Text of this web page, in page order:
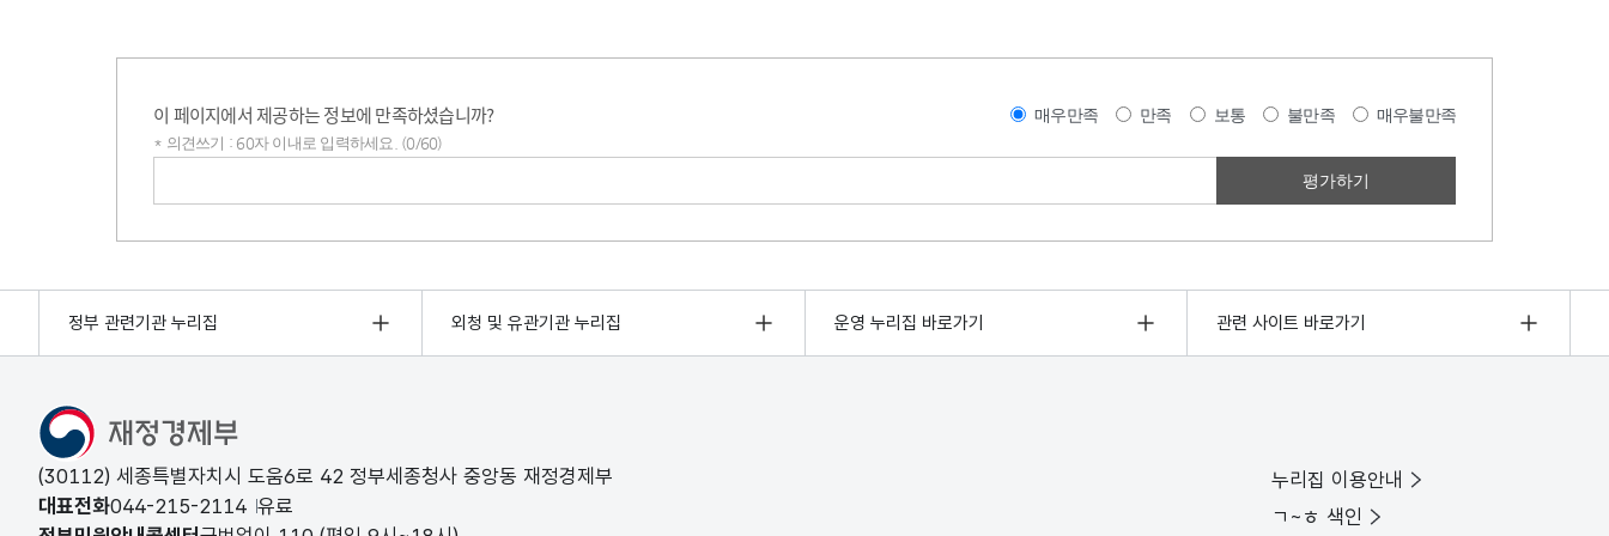
이 페이지에서 제공하는 정보에 만족하셨습니까? 매우만족 만족 보통 불만족 매우불만족
* 의견쓰기 : 60자 이내로 입력하세요. (0/60)
정부 관련기관 누리집 외청 및 유관기관 누리집 운영 누리집 바로가기 관련 사이트 바로가기
(30112) 세종특별자치시 도움6로 42 정부세종청사 중앙동 재정경제부
대표전화044-215-2114 유료
누리집 이용안내
ㄱ~ㅎ 색인